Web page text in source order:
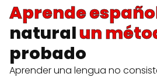
Aprende
naturalun
probado
Aprender una lengua no